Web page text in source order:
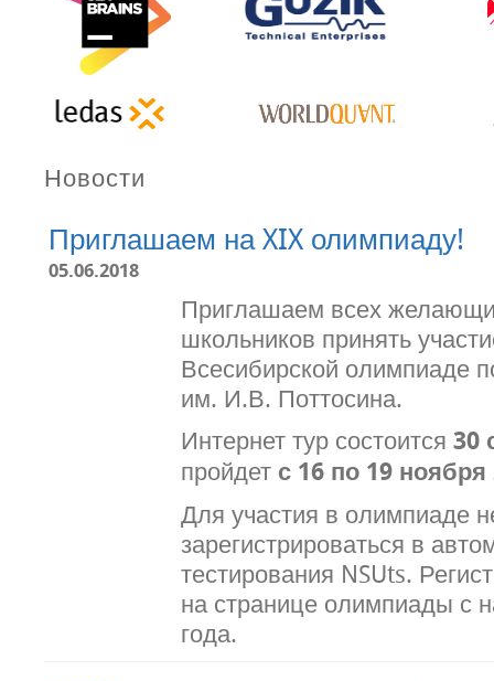
Новости
Приглашаем на XIX олимпиаду!
05.06.2018
Приглашаем всех
школьников принять
Всесибирской олимпиаде
им. И.В. Поттосина.
Интернет тур состоится 30
пройдет с 16 по 19 ноября
Для участия в олимпиаде
зарегистрироваться в
тестирования NSUts.
на странице олимпиады с
года.